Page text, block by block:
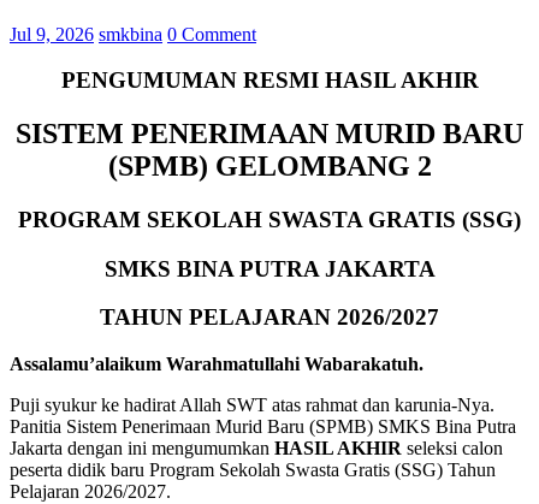
Jul 9, 2026 smkbina 0 Comment
PENGUMUMAN RESMI HASIL AKHIR
SISTEM PENERIMAAN MURID BARU
(SPMB) GELOMBANG 2
PROGRAM SEKOLAH SWASTA GRATIS (SSG)
SMKS BINA PUTRA JAKARTA
TAHUN PELAJARAN 2026/2027
Assalamu’alaikum Warahmatullahi Wabarakatuh.
Puji syukur ke hadirat Allah SWT atas rahmat dan karunia-Nya.
Panitia Sistem Penerimaan Murid Baru (SPMB) SMKS Bina Putra
Jakarta dengan ini mengumumkan HASIL AKHIR seleksi calon
peserta didik baru Program Sekolah Swasta Gratis (SSG) Tahun
Pelajaran 2026/2027.